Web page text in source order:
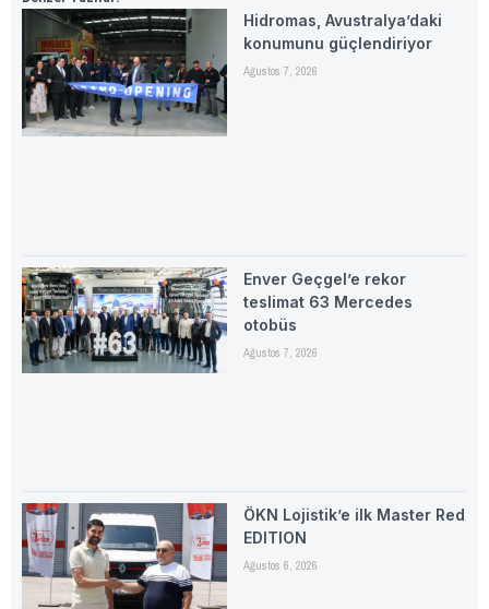
Hidromas, Avustralya’daki
konumunu güçlendiriyor
Ağustos 7, 2026
Enver Geçgel’e rekor
teslimat 63 Mercedes
otobüs
Ağustos 7, 2026
ÖKN Lojistik’e ilk Master Red
EDITION
Ağustos 6, 2026